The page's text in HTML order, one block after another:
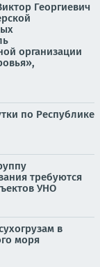
Георгиевич
организации
по Республике
требуются
УНО
в
моря